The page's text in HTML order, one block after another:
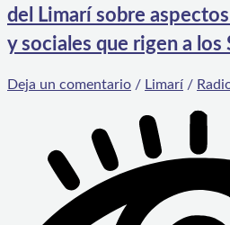
del Limarí sobre
y sociales que rigen a los
Deja un comentario / Limarí /